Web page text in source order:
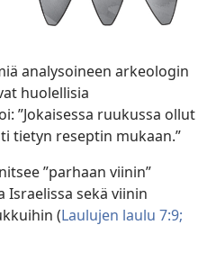
analysoineen arkeologin
huolellisia
”Jokaisessa ruukussa ollut
tietyn reseptin mukaan.”
”parhaan viinin”
Israelissa sekä viinin
(Laulujen laulu 7:9;